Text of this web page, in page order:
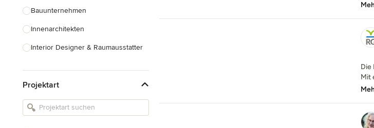
Bauunternehmen
Innenarchitekten
Interior Designer & Raumausstatter
Landschaftsarchitekten
Armaturen & Sanitärbedarf
Projektart
Die
Mit